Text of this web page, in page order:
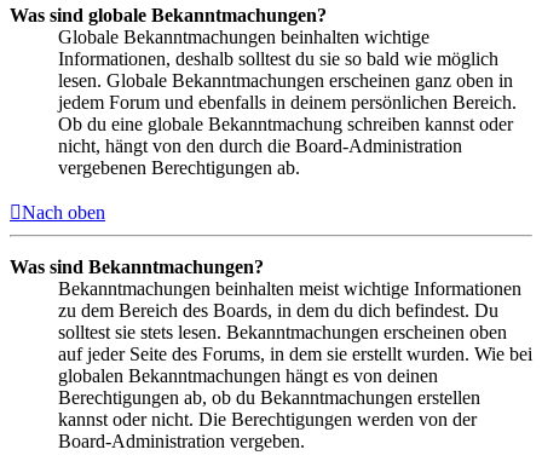
Was sind globale Bekanntmachungen?
Globale Bekanntmachungen beinhalten wichtige
Informationen, deshalb solltest du sie so bald wie möglich
lesen. Globale Bekanntmachungen erscheinen ganz oben in
jedem Forum und ebenfalls in deinem persönlichen Bereich.
Ob du eine globale Bekanntmachung schreiben kannst oder
nicht, hängt von den durch die Board-Administration
vergebenen Berechtigungen ab.
Nach oben
Was sind Bekanntmachungen?
Bekanntmachungen beinhalten meist wichtige Informationen
zu dem Bereich des Boards, in dem du dich befindest. Du
solltest sie stets lesen. Bekanntmachungen erscheinen oben
auf jeder Seite des Forums, in dem sie erstellt wurden. Wie bei
globalen Bekanntmachungen hängt es von deinen
Berechtigungen ab, ob du Bekanntmachungen erstellen
kannst oder nicht. Die Berechtigungen werden von der
Board-Administration vergeben.